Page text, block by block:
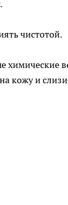
чистотой.
химические
кожу и